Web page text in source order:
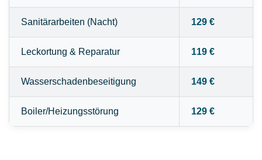
Sanitärarbeiten (Nacht) 129 €
Leckortung & Reparatur 119 €
Wasserschadenbeseitigung 149 €
Boiler/Heizungsstörung 129 €